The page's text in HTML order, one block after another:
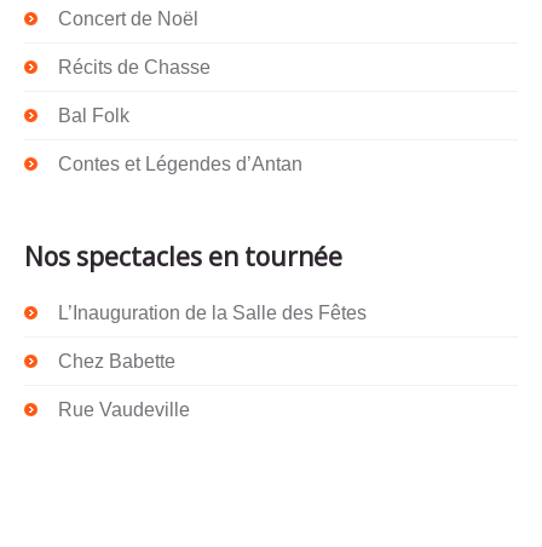
Concert de Noël
Récits de Chasse
Bal Folk
Contes et Légendes d’Antan
Nos spectacles en tournée
L’Inauguration de la Salle des Fêtes
Chez Babette
Rue Vaudeville